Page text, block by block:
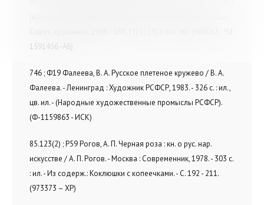
1591456 -АБ)
746 ; Ф19 Фалеева, В. А. Русское плетеное кружево / В. А.
Фалеева. - Ленинград : Художник РСФСР, 1983. - 326 с. : ил.,
цв. ил. - (Народные художественные промыслы РСФСР).
(Ф-1159863 - ИСК)
85.123(2) ; Р59 Рогов, А. П. Черная роза : кн. о рус. нар.
искусстве / А. П. Рогов. - Москва : Современник, 1978. - 303 с.
: ил. - Из содерж.: Коклюшки с копеечками. - С. 192 - 211.
(973373 – ХР)